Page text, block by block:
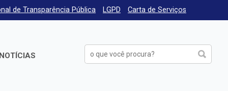
de Transparência Pública LGPD Carta de Serviços
NOTÍCIAS